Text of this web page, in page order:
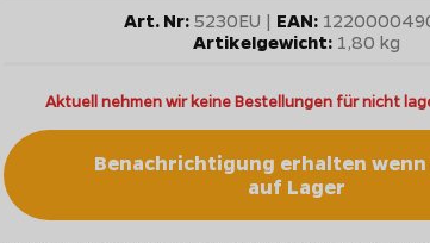
Art. Nr: 5230EU | EAN:
Artikelgewicht: 1,80 kg
Aktuell nehmen wir keine Bestellungen für nicht
Benachrichtigung erhalten
auf Lager